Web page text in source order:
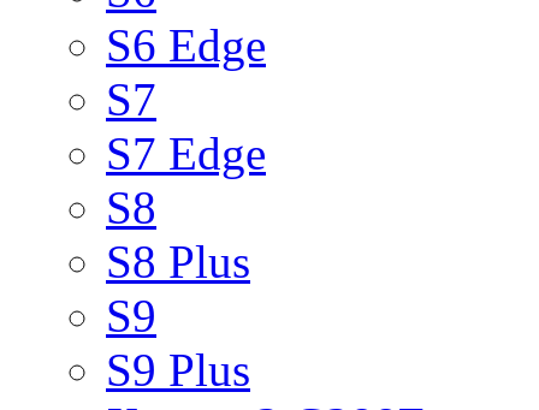
S6 Edge
S7
S7 Edge
S8
S8 Plus
S9
S9 Plus